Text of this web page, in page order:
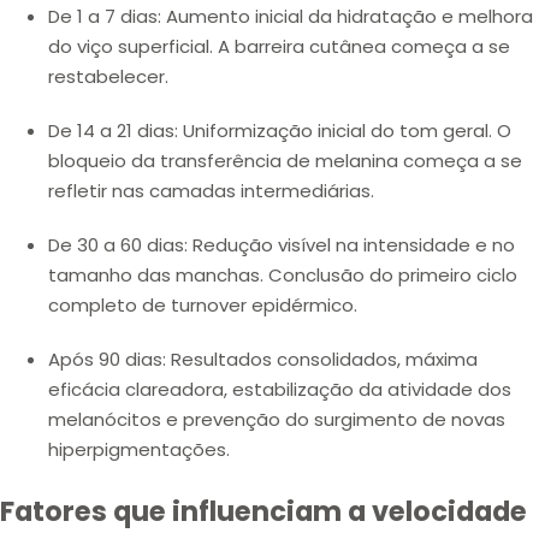
De 1 a 7 dias: Aumento inicial da hidratação e melhora
do viço superficial. A barreira cutânea começa a se
restabelecer.
De 14 a 21 dias: Uniformização inicial do tom geral. O
bloqueio da transferência de melanina começa a se
refletir nas camadas intermediárias.
De 30 a 60 dias: Redução visível na intensidade e no
tamanho das manchas. Conclusão do primeiro ciclo
completo de turnoverepidérmico.
Após 90 dias: Resultados consolidados, máxima
eficácia clareadora, estabilização da atividade dos
melanócitos e prevenção do surgimento de novas
hiperpigmentações.
Fatores que influenciam a velocidade